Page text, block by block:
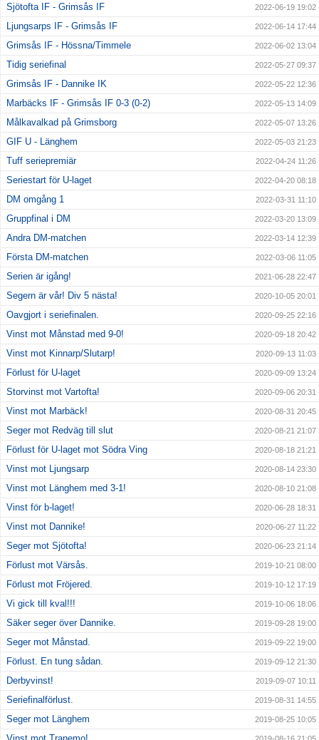
Sjötofta IF - Grimsås IF 2022-06-19 19:02
Ljungsarps IF - Grimsås IF 2022-06-14 17:44
Grimsås IF - Hössna/Timmele 2022-06-02 13:04
Tidig seriefinal 2022-05-27 09:37
Grimsås IF - Dannike IK 2022-05-22 12:36
Marbäcks IF - Grimsås IF 0-3 (0-2) 2022-05-13 14:09
Målkavalkad på Grimsborg 2022-05-07 13:26
GIF U - Länghem 2022-05-03 21:23
Tuff seriepremiär 2022-04-24 11:26
Seriestart för U-laget 2022-04-20 08:18
DM omgång 1 2022-03-31 11:10
Gruppfinal i DM 2022-03-20 13:09
Andra DM-matchen 2022-03-14 12:39
Första DM-matchen 2022-03-06 11:05
Serien är igång! 2021-06-28 22:47
Segern är vår! Div 5 nästa! 2020-10-05 20:01
Oavgjort i seriefinalen. 2020-09-25 22:16
Vinst mot Månstad med 9-0! 2020-09-18 20:42
Vinst mot Kinnarp/Slutarp! 2020-09-13 11:03
Förlust för U-laget 2020-09-09 13:24
Storvinst mot Vartofta! 2020-09-06 20:31
Vinst mot Marbäck! 2020-08-31 20:45
Seger mot Redväg till slut 2020-08-21 21:07
Förlust för U-laget mot Södra Ving 2020-08-18 21:21
Vinst mot Ljungsarp 2020-08-14 23:30
Vinst mot Länghem med 3-1! 2020-08-10 21:08
Vinst för b-laget! 2020-06-28 18:31
Vinst mot Dannike! 2020-06-27 11:22
Seger mot Sjötofta! 2020-06-23 21:14
Förlust mot Värsås. 2019-10-21 08:00
Förlust mot Fröjered. 2019-10-12 17:19
Vi gick till kval!!! 2019-10-06 18:06
Säker seger över Dannike. 2019-09-28 19:00
Seger mot Månstad. 2019-09-22 19:00
Förlust. En tung sådan. 2019-09-12 21:30
Derbyvinst! 2019-09-07 10:11
Seriefinalförlust. 2019-08-31 14:55
Seger mot Länghem 2019-08-25 10:05